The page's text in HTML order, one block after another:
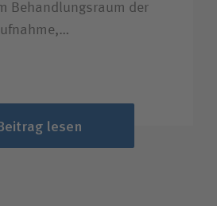
Behandlungsraum der
lesen